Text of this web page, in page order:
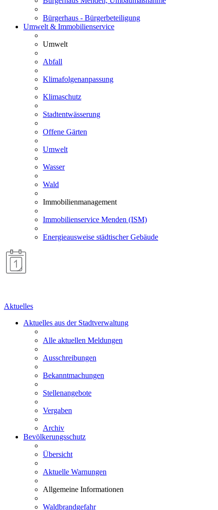
Bürgerhaus - Bürgerbeteiligung
Umwelt & Immobilienservice
Umwelt
Abfall
Klimafolgenanpassung
Klimaschutz
Stadtentwässerung
Offene Gärten
Umwelt
Wasser
Wald
Immobilienmanagement
Immobilienservice Menden (ISM)
Energieausweise städtischer Gebäude
Aktuelles
Aktuelles aus der Stadtverwaltung
Alle aktuellen Meldungen
Ausschreibungen
Bekanntmachungen
Stellenangebote
Vergaben
Archiv
Bevölkerungsschutz
Übersicht
Aktuelle Warnungen
Allgemeine Informationen
Waldbrandgefahr